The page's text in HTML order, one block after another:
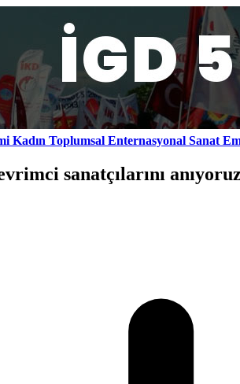
Kadın Toplumsal Enternasyonal Sanat
sanatçılarını anıyoruz